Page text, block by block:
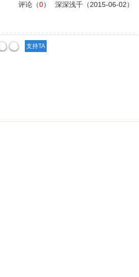
深深浅千 （2015-06-02）
评论（0）